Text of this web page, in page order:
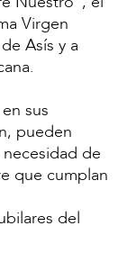
Virgen
Asís y a
sus
pueden
de
que cumplan
del